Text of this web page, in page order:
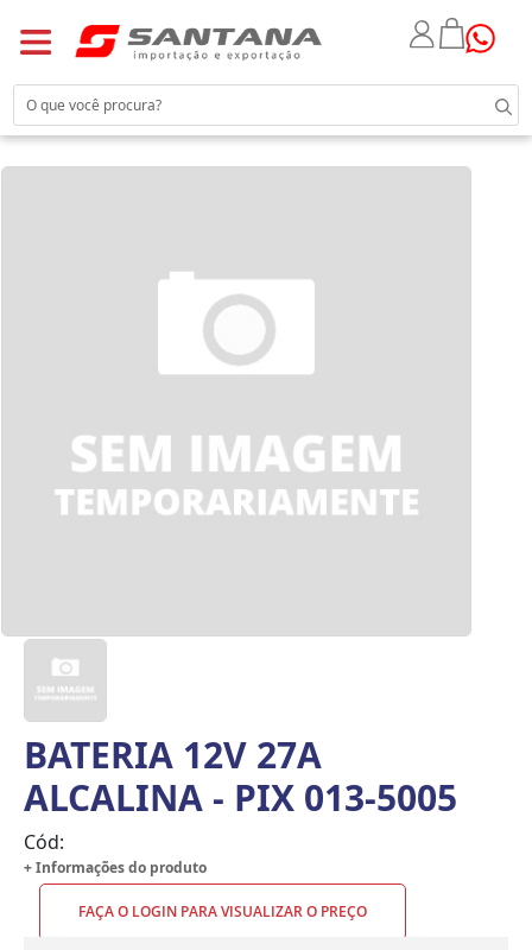
BATERIA 12V 27A
ALCALINA - PIX 013-5005
Cód:
+ Informações do produto
FAÇA O LOGIN PARA VISUALIZAR O PREÇO